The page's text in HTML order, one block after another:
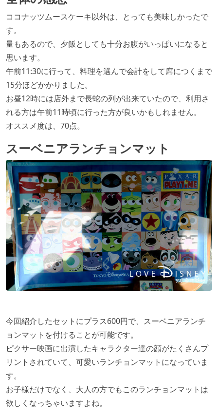
ココナッツムースケーキ以外は、とっても美味しかったで
す。
量もあるので、夕飯としても十分お腹がいっぱいになると
思います。
午前11:30に行って、料理を選んで会計をして席につくまで
15分ほどかかりました。
お昼12時には店外まで長蛇の列が出来ていたので、利用さ
れる方は午前11時頃に行った方が良いかもしれません。
オススメ度は、70点。
スーベニアランチョンマット
今回紹介したセットにプラス600円で、スーベニアランチ
ョンマットを付けることが可能です。
ピクサー映画に出演したキャラクター達の顔がたくさんプ
リントされていて、可愛いランチョンマットになっていま
す。
お子様だけでなく、大人の方でもこのランチョンマットは
欲しくなっちゃいますよね。